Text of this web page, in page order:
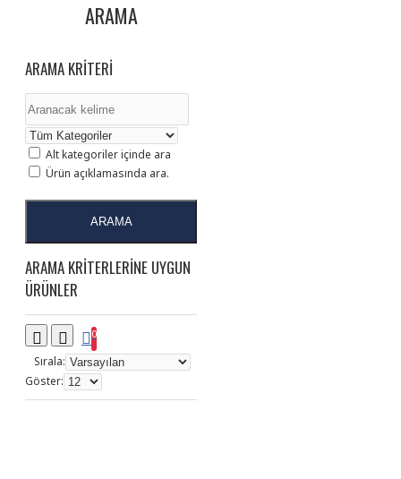
ARAMA
ARAMA KRITERI
Alt kategoriler içinde ara
Ürün açıklamasında ara.
ARAMA
ARAMA KRITERLERINE UYGUN
ÜRÜNLER
0
Sırala:
Göster: